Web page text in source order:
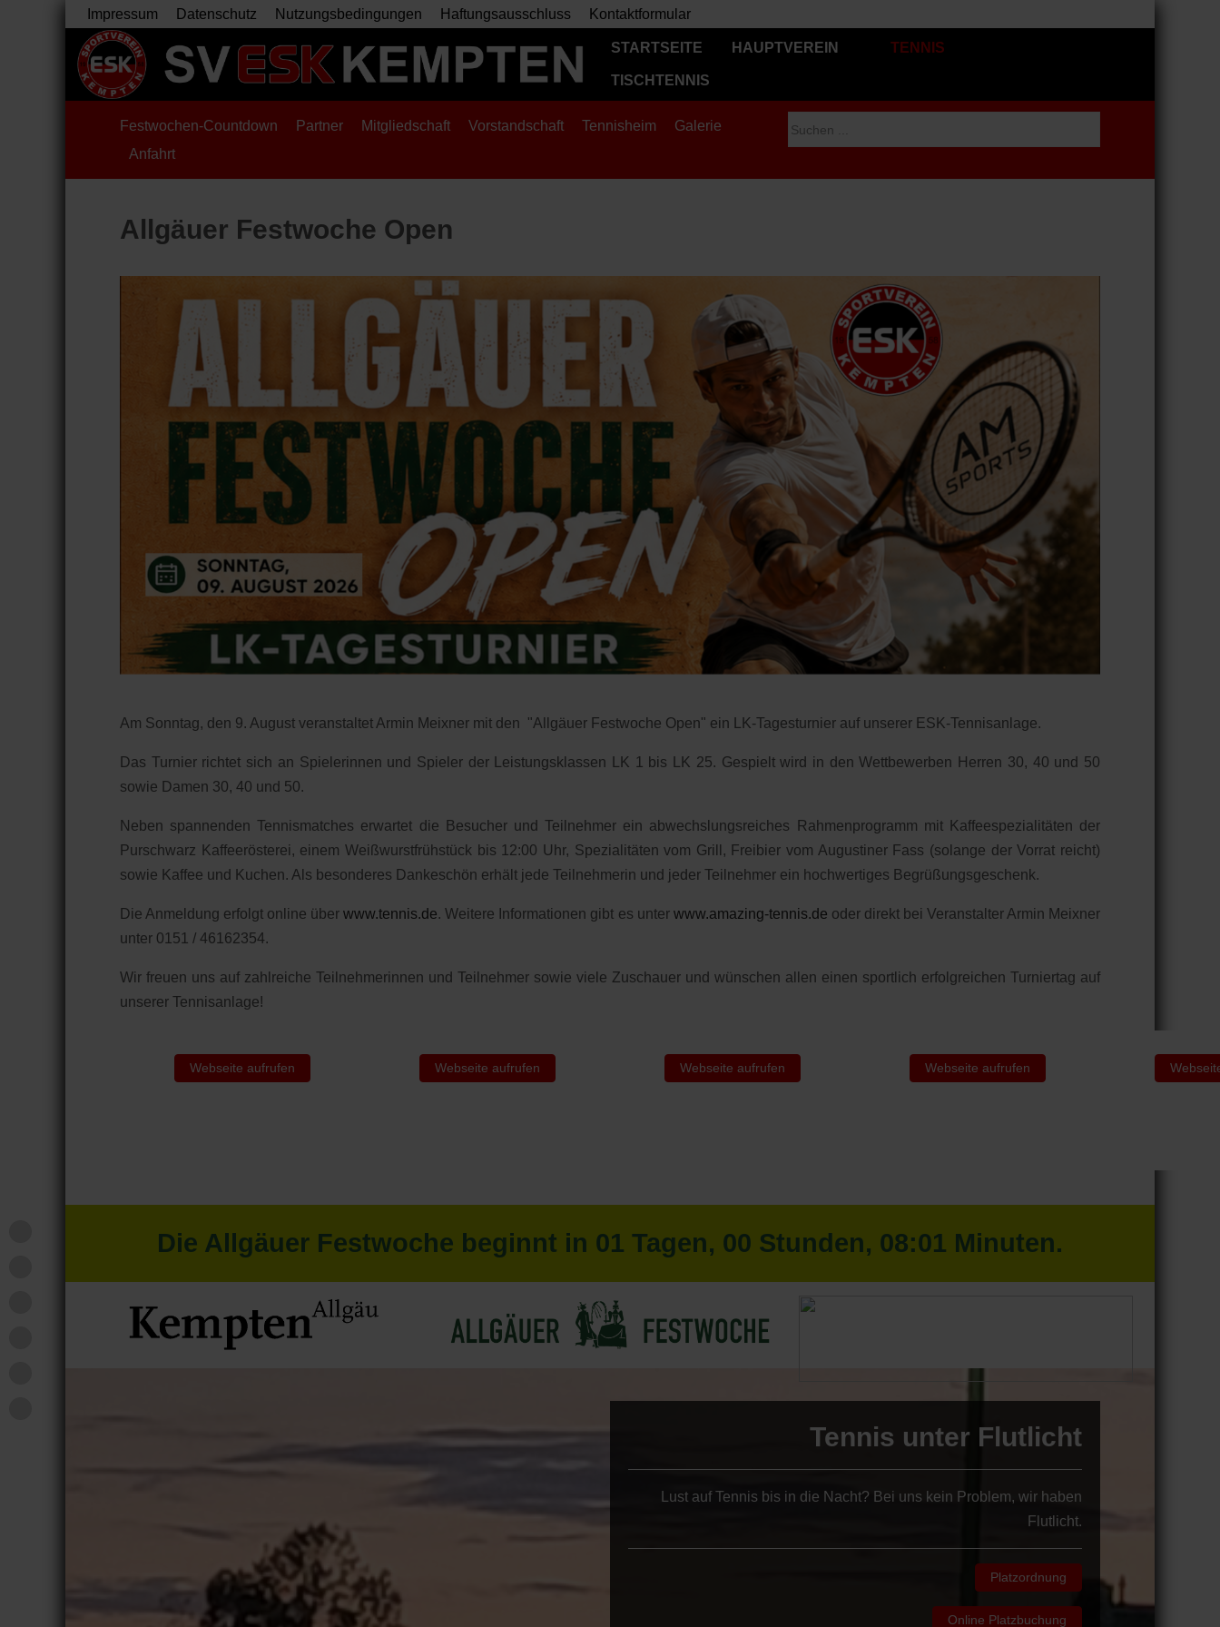
Impressum Datenschutz Nutzungsbedingungen Haftungsausschluss Kontaktformular
STARTSEITE HAUPTVEREIN TENNIS
TISCHTENNIS
Festwochen-Countdown Partner Mitgliedschaft Vorstandschaft Tennisheim
Galerie
Anfahrt
Allgäuer Festwoche Open
Am Sonntag, den 9. August veranstaltet Armin Meixner mit den "Allgäuer Festwoche Open" ein LK-Tagesturnier auf unserer ESK-Tennisanlage.
Das Turnier richtet sich an Spielerinnen und Spieler der Leistungsklassen LK 1 bis LK 25. Gespielt wird in den Wettbewerben Herren 30, 40 und 50
sowie Damen 30, 40 und 50.
Neben spannenden Tennismatches erwartet die Besucher und Teilnehmer ein abwechslungsreiches Rahmenprogramm mit Kaffeespezialitäten der
Purschwarz Kaffeerösterei, einem Weißwurstfrühstück bis 12:00 Uhr, Spezialitäten vom Grill, Freibier vom Augustiner Fass (solange der Vorrat reicht)
sowie Kaffee und Kuchen. Als besonderes Dankeschön erhält jede Teilnehmerin und jeder Teilnehmer ein hochwertiges Begrüßungsgeschenk.
Die Anmeldung erfolgt online überwww.tennis.de. Weitere Informationen gibt es unter www.amazing-tennis.de oder direkt bei Veranstalter Armin Meixner
unter 0151 / 46162354.
Wir freuen uns auf zahlreiche Teilnehmerinnen und Teilnehmer sowie viele Zuschauer und wünschen allen einen sportlich erfolgreichen Turniertag auf
unserer Tennisanlage!
Webseite aufrufen Webseite aufrufen Webseite aufrufen Webseite aufrufen
Die Allgäuer Festwoche beginnt in 01 Tagen, 00 Stunden, 08:01 Minuten.
Tennis unter Flutlicht
Lust auf Tennis bis in die Nacht? Bei uns kein Problem, wir haben
Flutlicht.
Platzordnung
Online Platzbuchung